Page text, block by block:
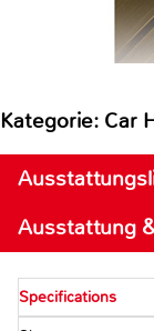
Kategorie: Car
Ausstattung
Specifications